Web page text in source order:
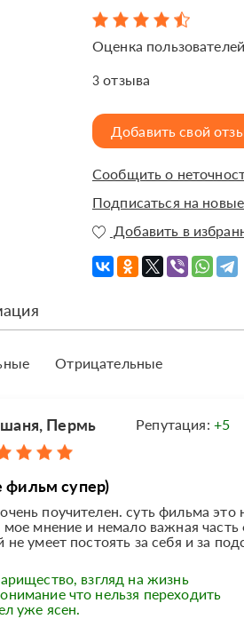
Оценка
3 отзыва
Добавить свой
Сообщить о
Подписаться на
Добавить в
Отрицательные
Пермь Репутация: +5
фильм супер)
поучителен. суть фильма
мнение и немало важная
умеет постоять за себя и за
взгляд на жизнь
что нельзя переходить
уже ясен.